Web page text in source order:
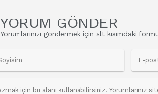
YORUM GÖNDER
Yorumlarınızı göndermek için alt kısımdaki